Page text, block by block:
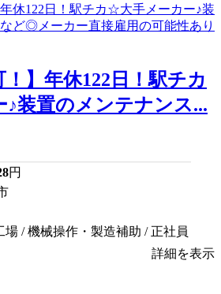
！】年休122日！駅チカ
装置のメンテナンス...
円
場 / 機械操作・製造補助 / 正社員
詳細を表示